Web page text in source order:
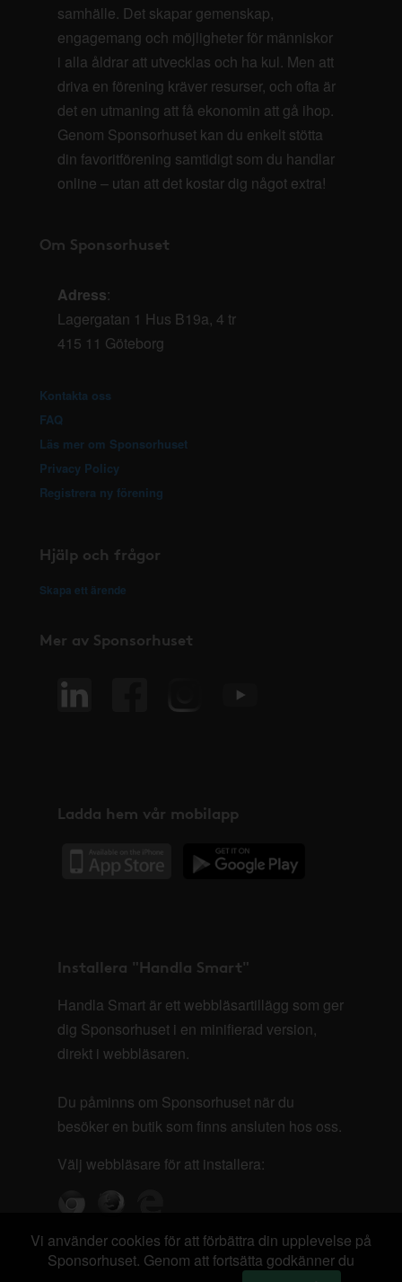
samhälle. Det skapar gemenskap,
engagemang och möjligheter för människor
i alla åldrar att utvecklas och ha kul. Men att
driva en förening kräver resurser, och ofta är
det en utmaning att få ekonomin att gå ihop.
Genom Sponsorhuset kan du enkelt stötta
din favoritförening samtidigt som du handlar
online – utan att det kostar dig något extra!
Om Sponsorhuset
Adress:
Lagergatan 1 Hus B19a, 4 tr
415 11 Göteborg
Kontakta oss
FAQ
Läs mer om Sponsorhuset
Privacy Policy
Registrera ny förening
Hjälp och frågor
Skapa ett ärende
Mer av Sponsorhuset
Ladda hem vår mobilapp
Installera "Handla Smart"
Handla Smart är ett webbläsartillägg som ger
dig Sponsorhuset i en minifierad version,
direkt i webbläsaren.
Du påminns om Sponsorhuset när du
besöker en butik som finns ansluten hos oss.
Välj webbläsare för att installera:
Vi använder cookies för att förbättra din upplevelse på
Sponsorhuset. Genom att fortsätta godkänner du